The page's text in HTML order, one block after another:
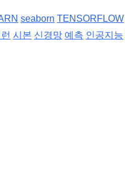
seaborn TENSORFLOW
시본 신경망 예측 인공지능